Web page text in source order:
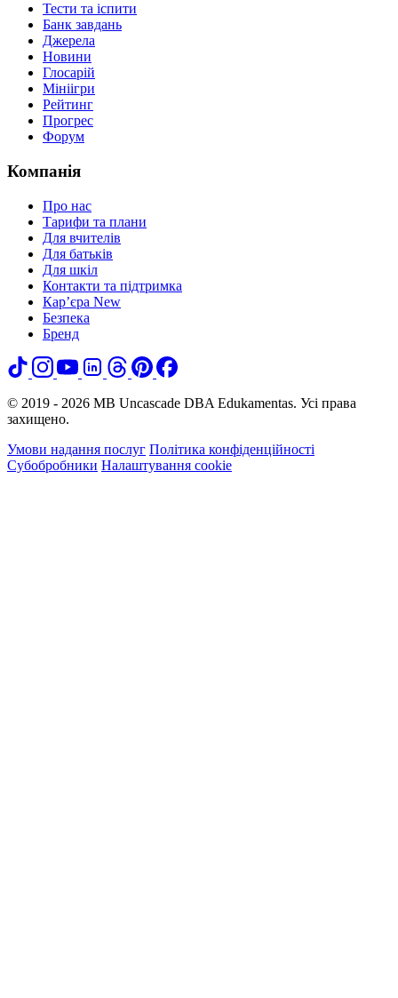
Тести та іспити
Банк завдань
Джерела
Новини
Глосарій
Мініігри
Рейтинг
Прогрес
Форум
Компанія
Про нас
Тарифи та плани
Для вчителів
Для батьків
Для шкіл
Контакти та підтримка
Кар’єра New
Безпека
Бренд
© 2019 - 2026 MB Uncascade DBA Edukamentas. Усі права
захищено.
Умови надання послуг Політика конфіденційності
Субобробники Налаштування cookie